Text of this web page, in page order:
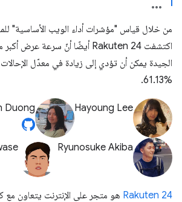
من خلال قياس "مؤشرات أداء الويب الأساسية"
الجيدة يمكن أن تؤدي إلى زيادة في معدّل
%61.13.
Hayoung Lee
Duong
Ryunosuke Akiba
Rakuten 24 هو متجر على الإنترنت يتعاون مع